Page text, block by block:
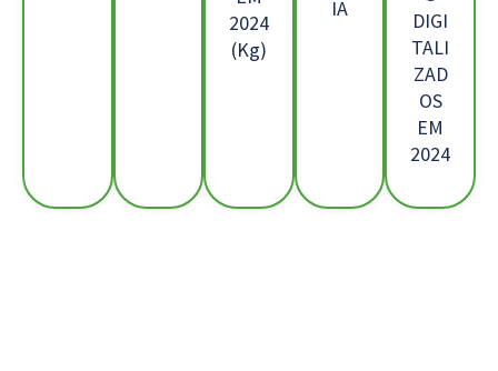
2024
(Kg)
IA
DIGI
TALI
ZAD
OS
EM
2024